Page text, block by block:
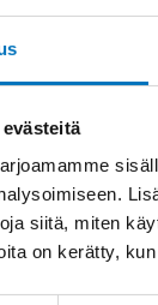
siitä, miten
on kerätty,